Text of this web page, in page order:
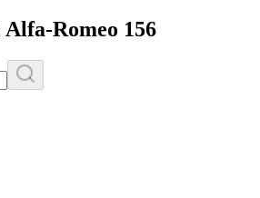
Alfa-Romeo 156